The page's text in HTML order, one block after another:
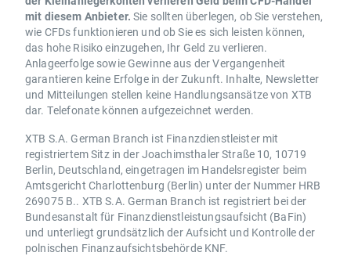
mit diesem Anbieter. Sie sollten überlegen, ob Sie verstehen,
wie CFDs funktionieren und ob Sie es sich leisten können,
das hohe Risiko einzugehen, Ihr Geld zu verlieren.
Anlageerfolge sowie Gewinne aus der Vergangenheit
garantieren keine Erfolge in der Zukunft. Inhalte, Newsletter
und Mitteilungen stellen keine Handlungsansätze von XTB
dar. Telefonate können aufgezeichnet werden.
XTB S.A. German Branch ist Finanzdienstleister mit
registriertem Sitz in der Joachimsthaler Straße 10, 10719
Berlin, Deutschland, eingetragen im Handelsregister beim
Amtsgericht Charlottenburg (Berlin) unter der Nummer HRB
269075 B.. XTB S.A. German Branch ist registriert bei der
Bundesanstalt für Finanzdienstleistungsaufsicht (BaFin)
und unterliegt grundsätzlich der Aufsicht und Kontrolle der
polnischen Finanzaufsichtsbehörde KNF.